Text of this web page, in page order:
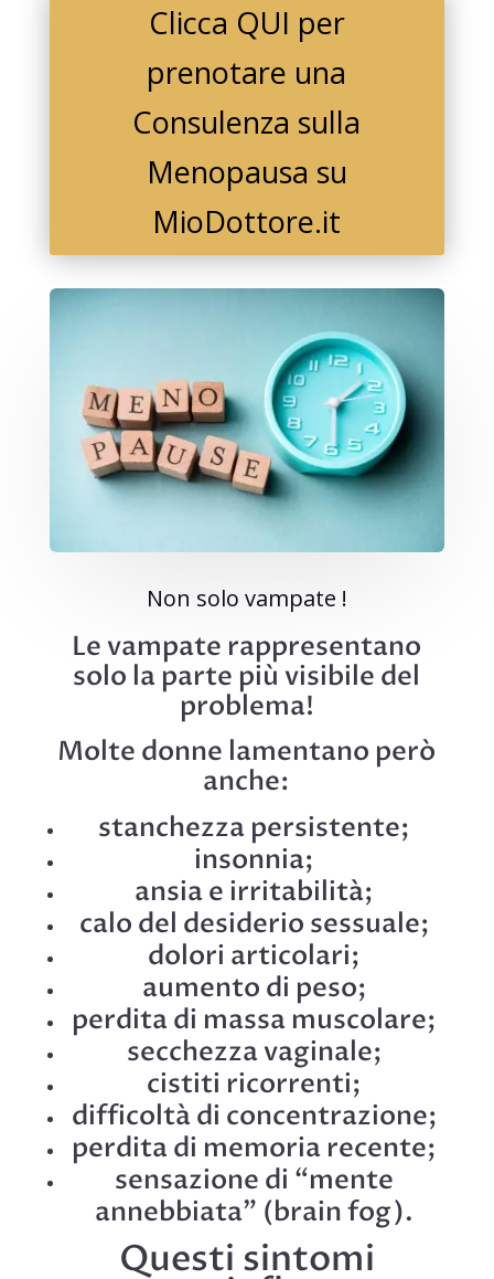
Clicca QUI per
prenotare una
Consulenza sulla
Menopausa su
MioDottore.it
Non solo vampate !
Le vampate rappresentano
solo la parte più visibile del
problema!
Molte donne lamentano però
anche:
stanchezza persistente;
insonnia;
ansia e irritabilità;
calo del desiderio sessuale;
dolori articolari;
aumento di peso;
perdita di massa muscolare;
secchezza vaginale;
cistiti ricorrenti;
difficoltà di concentrazione;
perdita di memoria recente;
sensazione di “mente
annebbiata” (brain fog).
Questi sintomi